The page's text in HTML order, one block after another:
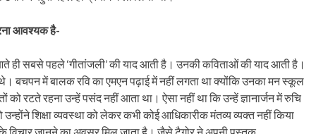
आवश्यक है-
ही सबसे पहले ‘गीतांजली’ की याद आती है। उनकी कविताओं की याद आती है।
थे। बचपन में बालक रवि का एमएन पढ़ाई में नहीं लगता था क्योंकि उनका मन स्कूल
रटते रहना उन्हें पसंद नहीं आता था। ऐसा नहीं था कि उन्हें ज्ञानार्जन में रुचि
शिक्षा व्यवस्था को लेकर कभी कोई आधिकारीक मंतव्य व्यक्त नहीं किया